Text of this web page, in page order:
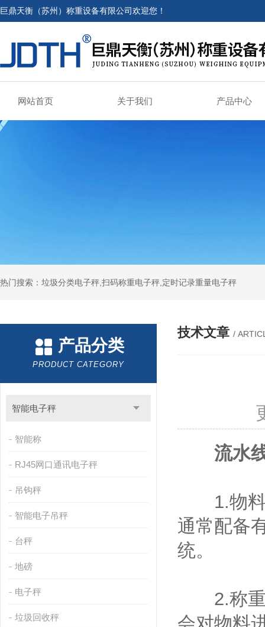
巨鼎天衡（苏州）称重设备有限公司欢迎您！
网站首页 关于我们 产品中心
热门搜索：垃圾分类电子秤,扫码称重电子秤,定时记录重量电子秤
产品分类
PRODUCT CATEGORY
智能电子秤
智能称
RJ45网口通讯电子秤
吊钩秤
智能电子吊秤
台秤
地磅
电子秤
垃圾回收秤
技术文章 /
流水
1.物料
通常配备
统。
2.称重